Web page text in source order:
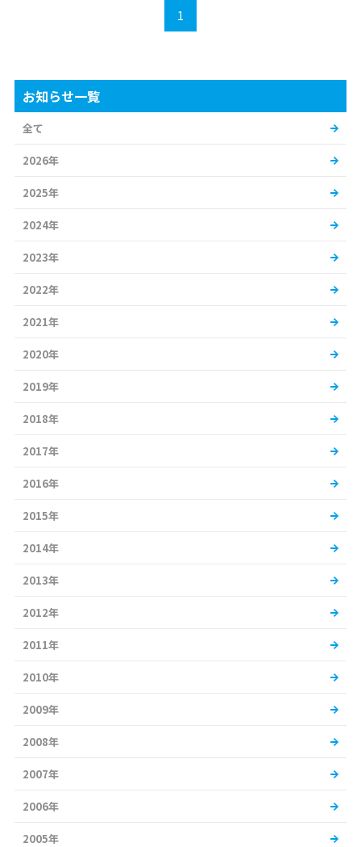
1
お知らせ一覧
全て
2026年
2025年
2024年
2023年
2022年
2021年
2020年
2019年
2018年
2017年
2016年
2015年
2014年
2013年
2012年
2011年
2010年
2009年
2008年
2007年
2006年
2005年